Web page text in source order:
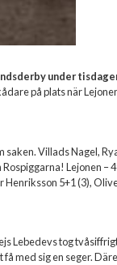
under
på plats när
Villads Nagel,
Lejonen –
5+1 (3),
Lebedevs tog
med sig en seger.